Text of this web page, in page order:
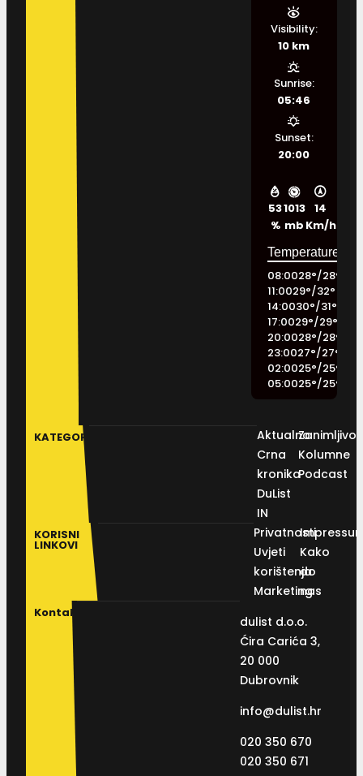
53
%
1013
mb
14
Km/h
Visibility:
10 km
Sunrise:
05:46
Sunset:
20:00
08:0028°/28°
11:0029°/32°
14:0030°/31°
17:0029°/29°
20:0028°/28°
23:0027°/27°
02:0025°/25°
05:0025°/25°
KATEGORIJE
Aktualno
Crna
kronika
DuList
IN
Kolumne
Podcast
KORISNI
LINKOVI
Privatnosti
Uvjeti
korištenja
Marketing
Kako
do
nas
Kontakt
dulist d.o.o.
Ćira Carića 3,
20 000
Dubrovnik
info@dulist.hr
020 350 670
020 350 671